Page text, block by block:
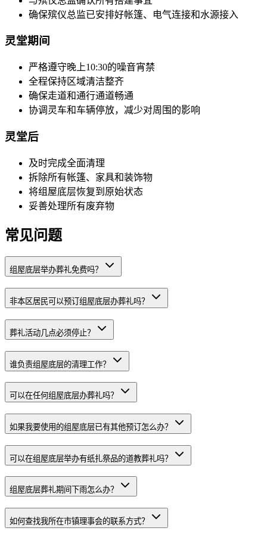
确保殡仪总监已安排好帐篷、电气连接和水源接入
灵堂期间
严格遵守晚上10:30的噪音宵禁
全程保持区域清洁整齐
确保走道和通行通道畅通
协调灵车和车辆停放，减少对周围的影响
灵堂后
及时完成全面清理
拆除所有帐篷、家具和装饰物
将组屋底层恢复到原始状态
妥善处理所有废弃物
常见问题
组屋底层举办葬礼免费吗？
非本区居民可以预订组屋底层办葬礼吗？
葬礼活动几点必须停止？
谁负责组屋底层的清理工作？
可以在任何组屋底层办葬礼吗？
如果我要使用的组屋底层已有其他预订怎么办？
可以在组屋底层举办有纸扎祭品的道教葬礼吗？
组屋底层葬礼期间下雨怎么办？
如何查找我所在市镇理事会的联系方式？